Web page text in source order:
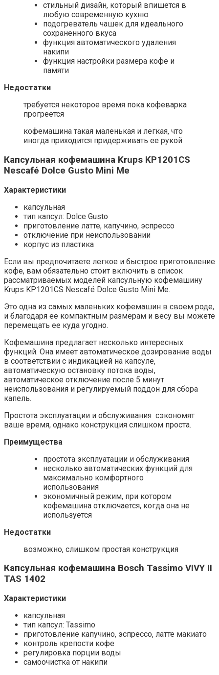
стильный дизайн, который впишется в
любую современную кухню
подогреватель чашек для идеального
сохраненного вкуса
функция автоматического удаления
накипи
функция настройки размера кофе и
памяти
Недостатки
требуется некоторое время пока кофеварка
прогреется
кофемашина такая маленькая и легкая, что
иногда приходится придерживать ее рукой
Капсульная кофемашина Krups KP1201CS
Nescafé Dolce Gusto Mini Me
Характеристики
капсульная
тип капсул: Dolce Gusto
приготовление латте, капучино, эспрессо
отключение при неиспользовании
корпус из пластика
Если вы предпочитаете легкое и быстрое приготовление
кофе, вам обязательно стоит включить в список
рассматриваемых моделей капсульную кофемашину
Krups KP1201CS Nescafé Dolce Gusto Mini Me.
Это одна из самых маленьких кофемашин в своем роде,
и благодаря ее компактным размерам и весу вы можете
перемещать ее куда угодно.
Кофемашина предлагает несколько интересных
функций. Она имеет автоматическое дозирование воды
в соответствии с индикацией на капсуле,
автоматическую остановку потока воды,
автоматическое отключение после 5 минут
неиспользования и регулируемый поддон для сбора
капель.
Простота эксплуатации и обслуживания сэкономят
ваше время, однако конструкция слишком проста.
Преимущества
простота эксплуатации и обслуживания
несколько автоматических функций для
максимально комфортного
использования
экономичный режим, при котором
кофемашина отключается, когда она не
используется
Недостатки
возможно, слишком простая конструкция
Капсульная кофемашина Bosch Tassimo VIVY II
TAS 1402
Характеристики
капсульная
тип капсул: Tassimo
приготовление капучино, эспрессо, латте макиато
контроль крепости кофе
регулировка порции воды
самоочистка от накипи